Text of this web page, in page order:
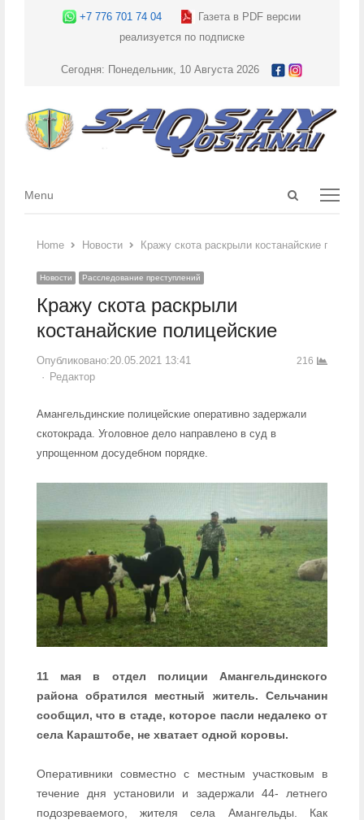
+7 776 701 74 04
Газета в PDF версии
реализуется по подписке
Сегодня: Понедельник, 10 Августа 2026
Open
Menu
Menu
Home Новости Кражу скота раскрыли костанайские
Новости Расследование преступлений
Кражу скота раскрыли
костанайские полицейские
Опубликовано:20.05.2021 13:41
Author
Редактор
216
Амангельдинские полицейские оперативно задержали
скотокрада. Уголовное дело направлено в суд в
упрощенном досудебном порядке.
11 мая в отдел полиции Амангельдинского
района обратился местный житель. Сельчанин
сообщил, что в стаде, которое пасли недалеко от
села Караштобе, не хватает одной коровы.
Оперативники совместно с местным участковым в
течение дня установили и задержали 44- летнего
подозреваемого, жителя села Амангельды. Как